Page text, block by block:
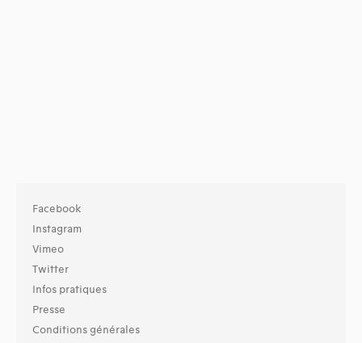
Facebook
Instagram
Vimeo
Twitter
Infos pratiques
Presse
Conditions générales